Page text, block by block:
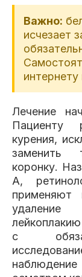
Важно:
исчезает
Лечение
Пациенту
курения,
заменить
коронку.
А,
применяют
удаление
с